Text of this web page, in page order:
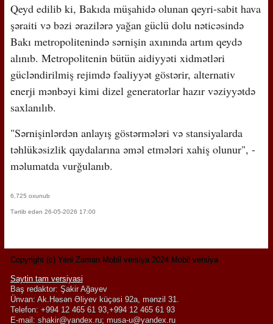
Qeyd edilib ki, Bakıda müşahidə olunan qeyri-sabit hava
şəraiti və bəzi ərazilərə yağan güclü dolu nəticəsində
Bakı metropolitenində sərnişin axınında artım qeydə
alınıb. Metropolitenin bütün aidiyyəti xidmətləri
gücləndirilmiş rejimdə fəaliyyət göstərir, alternativ
enerji mənbəyi kimi dizel generatorlar hazır vəziyyətdə
saxlanılıb.
"Sərnişinlərdən anlayış göstərmələri və stansiyalarda
təhlükəsizlik qaydalarına əməl etmələri xahiş olunur", -
məlumatda vurğulanıb.
6,725 oxunub
Tərtib edən 26-05-2026 17:00
Copyright (c) Yeni Zaman Mobil versiya 2024 Mobil versiya
Saytin tam versiyasi
Baş redaktor: Şakir Ağayev
Ünvan: Ak.Həsən Əliyev küçəsi 92a, mənzil 31.
Telefon: +994 12 465 61 93,+994 12 465 61 93
E-mail: shakir@yandex.ru; musa-u@yandex.ru